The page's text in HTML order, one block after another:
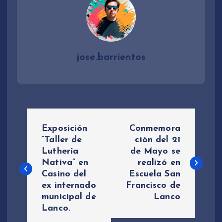
jose.barrientos
v
Exposición
“Taller de
Luthería
Nativa” en
Casino del
ex internado
municipal de
Lanco.
Conmemora
ción del 21
de Mayo se
realizó en
Escuela San
Francisco de
Lanco